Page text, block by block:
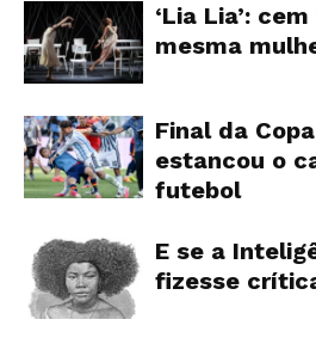
‘Lia Lia’:
mesma
Final da
estancou o
futebol
E se a
fizesse